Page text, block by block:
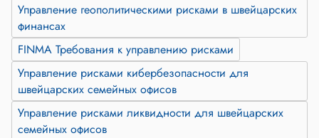
Управление геополитическими рисками в швейцарских
финансах
FINMA Требования к управлению рисками
Управление рисками кибербезопасности для
швейцарских семейных офисов
Управление рисками ликвидности для швейцарских
семейных офисов